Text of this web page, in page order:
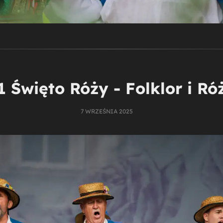
Święto Róży - Folklor i
7 WRZEŚNIA 2025